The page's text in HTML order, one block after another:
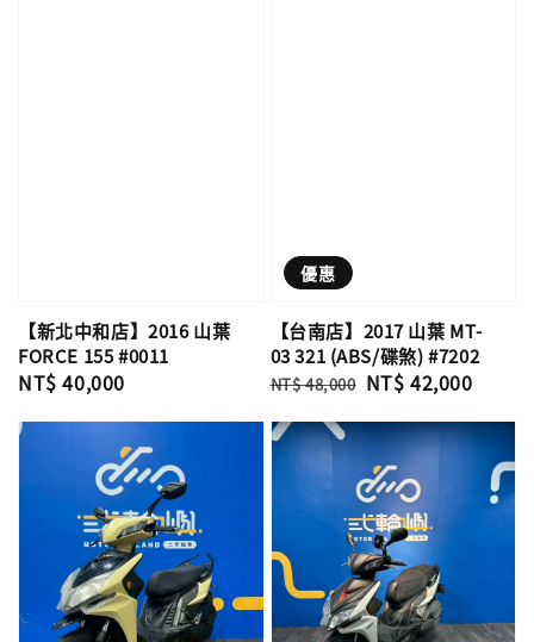
【新北中和店】2016 山葉
FORCE 155 #0011
Regular
NT$ 40,000
優惠
【台南店】2017 山葉 MT-
03 321 (ABS/碟煞) #7202
Regular
NT$ 48,000 Sale
NT$ 42,000